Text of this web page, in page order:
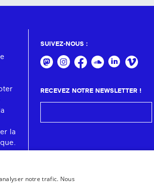
la
SUIVEZ-NOUS :
RECEVEZ NOTRE NEWSLETTER !
notre trafic. Nous